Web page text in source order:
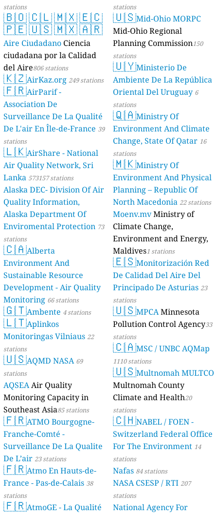
stations
🇧🇴🇨🇱🇲🇽🇪🇨
🇵🇪🇺🇸🇲🇽🇦🇷
Aire Ciudadano Ciencia
ciudadana por la Calidad
del Aire806 stations
🇰🇿AirKaz.org 249 stations
🇫🇷AirParif -
Association De
Surveillance De La Qualité
De L'air En Île-de-France 39
stations
🇱🇰AirShare - National
Air Quality Network, Sri
Lanka 573157 stations
Alaska DEC- Division Of Air
Quality Information,
Alaska Department Of
Enviromental Protection 73
stations
🇨🇦Alberta
Environment And
Sustainable Resource
Development - Air Quality
Monitoring 66 stations
🇬🇹Ambente 4 stations
🇱🇹Aplinkos
Monitoringas Vilniaus 22
stations
🇺🇸AQMD NASA 69
stations
AQSEAAir Quality
Monitoring Capacity in
Southeast Asia85 stations
🇫🇷ATMO Bourgogne-
Franche-Comté -
Surveillance De La Qualite
De L’air 23 stations
🇫🇷Atmo En Hauts-de-
France - Pas-de-Calais 38
stations
🇫🇷AtmoGE - La Qualité
stations
🇺🇸Mid-Ohio MORPC
Mid-Ohio Regional
Planning Commission150
stations
🇺🇾Ministerio De
Ambiente De La República
Oriental Del Uruguay 6
stations
🇶🇦Ministry Of
Environment And Climate
Change, State Of Qatar 16
stations
🇲🇰Ministry Of
Environment And Physical
Planning – Republic Of
North Macedonia 22 stations
Moenv.mvMinistry of
Climate Change,
Environment and Energy,
Maldives1 stations
🇪🇸Monitorización Red
De Calidad Del Aire Del
Principado De Asturias 23
stations
🇺🇸MPCAMinnesota
Pollution Control Agency33
stations
🇨🇦MSC / UNBC AQMap
1110 stations
🇺🇸Multnomah MULTCO
Multnomah County
Climate and Health20
stations
🇨🇭NABEL / FOEN -
Switzerland Federal Office
For The Environment 14
stations
Nafas 84 stations
NASA CSESP / RTI 207
stations
National Agency For